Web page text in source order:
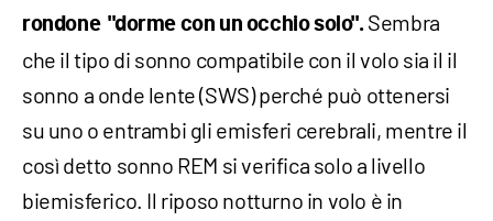
rondone "dorme con un occhio solo".Sembra
che il tipo di sonno compatibile con il volo sia il il
sonno a onde lente (SWS) perché può ottenersi
su uno o entrambi gli emisferi cerebrali, mentre il
così detto sonno REM si verifica solo a livello
biemisferico. Il riposo notturno in volo è in